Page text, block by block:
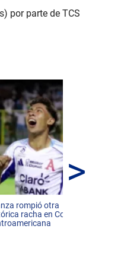
por parte de TCS
rompió otra
racha en Copa
>